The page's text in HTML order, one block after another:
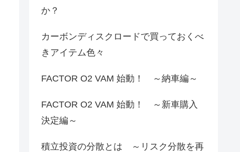
か？
カーボンディスクロードで買っておくべ
きアイテム色々
FACTOR O2 VAM 始動！ ～納車編～
FACTOR O2 VAM 始動！ ～新車購入
決定編～
積立投資の分散とは ～リスク分散を再